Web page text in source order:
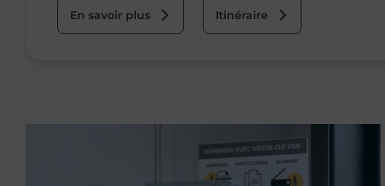
En savoir plus Itinéraire